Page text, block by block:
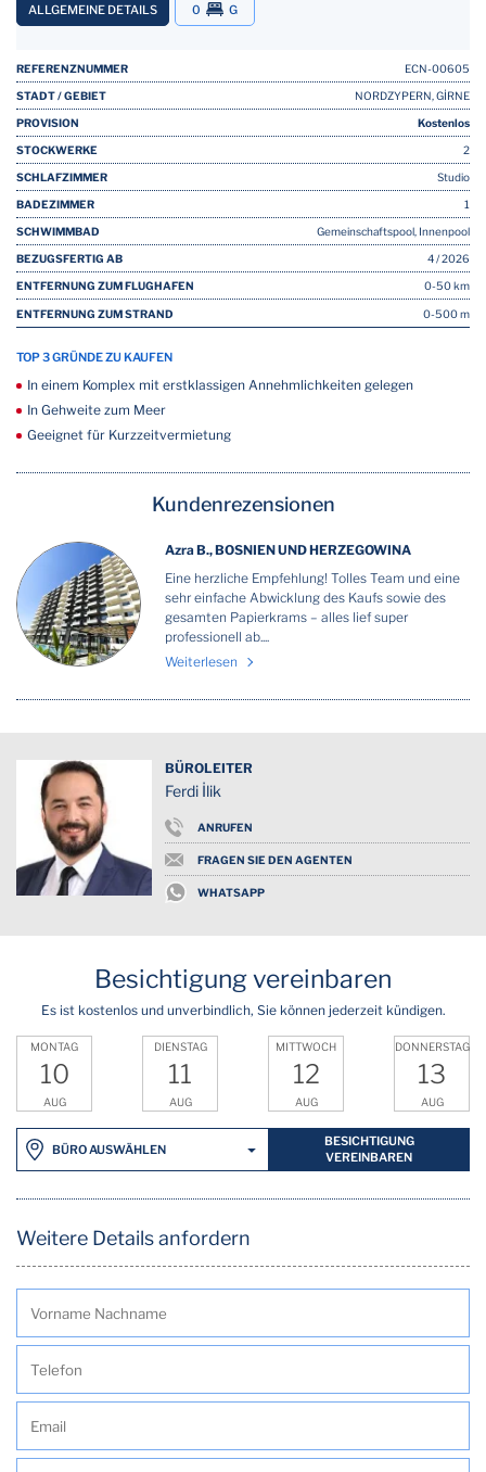
ALLGEMEINE DETAILS 0 G
REFERENZNUMMER ECN-00605
STADT / GEBIET NORDZYPERN, GİRNE
PROVISION Kostenlos
STOCKWERKE 2
SCHLAFZIMMER Studio
BADEZIMMER 1
SCHWIMMBAD Gemeinschaftspool, Innenpool
BEZUGSFERTIG AB 4 / 2026
ENTFERNUNG ZUM FLUGHAFEN 0-50 km
ENTFERNUNG ZUM STRAND 0-500 m
TOP 3 GRÜNDE ZU KAUFEN
In einem Komplex mit erstklassigen Annehmlichkeiten gelegen
In Gehweite zum Meer
Geeignet für Kurzzeitvermietung
Kundenrezensionen
Azra B., BOSNIEN UND HERZEGOWINA
Eine herzliche Empfehlung! Tolles Team und eine
sehr einfache Abwicklung des Kaufs sowie des
gesamten Papierkrams – alles lief super
professionell ab....
Weiterlesen
BÜROLEITER
Ferdi İlik
ANRUFEN
FRAGEN SIE DEN AGENTEN
WHATSAPP
Besichtigung vereinbaren
Es ist kostenlos und unverbindlich, Sie können jederzeit kündigen.
MONTAG
10
AUG
DIENSTAG
11
AUG
MITTWOCH
12
AUG
DONNERSTAG
13
AUG
BÜRO AUSWÄHLEN
BESICHTIGUNG
VEREINBAREN
Weitere Details anfordern